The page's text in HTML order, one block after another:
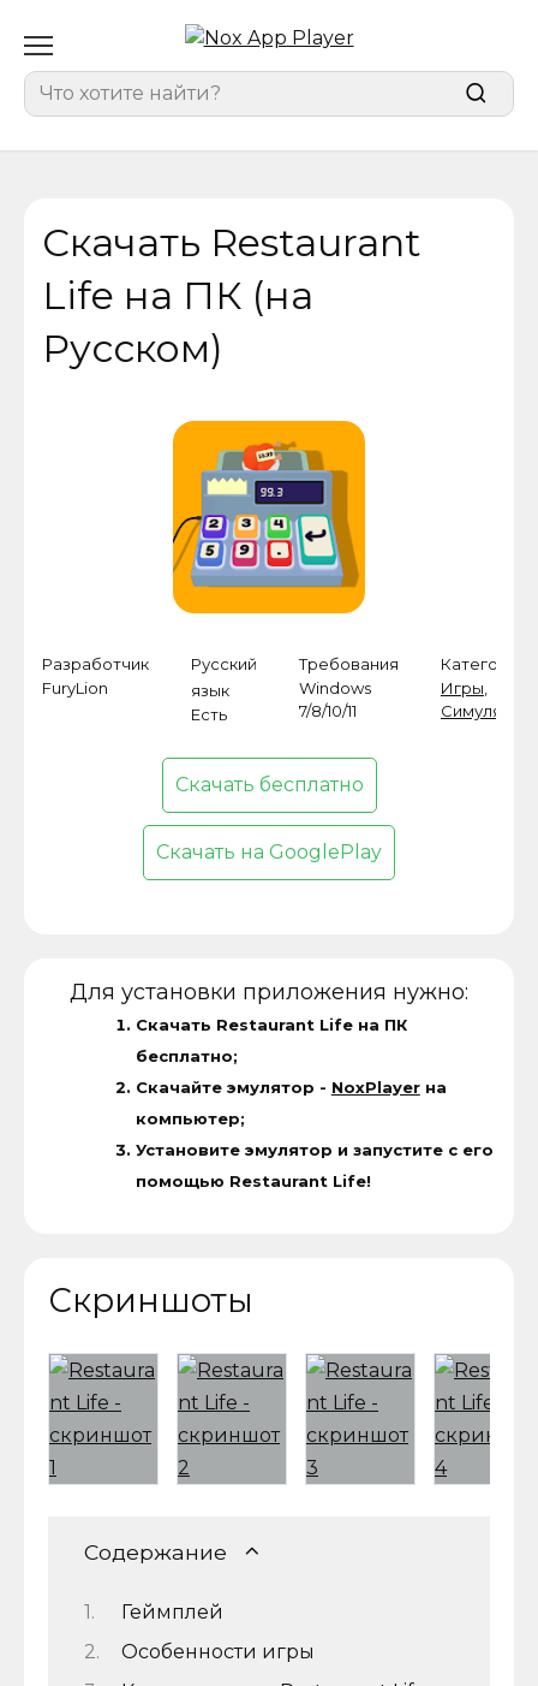
содержанию
for:
Скачать Restaurant
Life на ПК (на
Русском)
Разработчик
FuryLion
Русский
язык
Есть
Требования
Windows
7/8/10/11
Категория
Игры
Скачать бесплатно
Скачать на GooglePlay
Для установки приложения нужно:
Скачать Restaurant Life на ПК
бесплатно;
Скачайте эмулятор - NoxPlayerна
компьютер;
Установите эмулятор и запустите с его
помощью Restaurant Life!
Скриншоты
Содержание
Геймплей
Особенности игры